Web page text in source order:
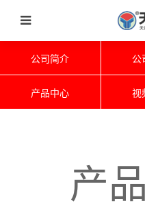
公司简介 公
产品中心 视
产品